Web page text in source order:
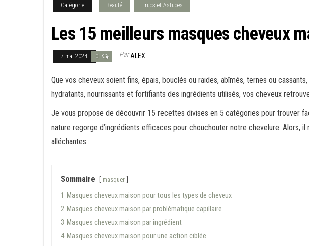
Catégorie Beauté Trucs et Astuces
Les 15 meilleurs masques cheveux
7 mai 2024 0 ParALEX
Que vos cheveux soient fins, épais, bouclés ou raides, abîmés, ternes ou
hydratants, nourrissants et fortifiants des ingrédients utilisés, vos cheveux
Je vous propose de découvrir 15 recettes divises en 5 catégories pour trouver
nature regorge d’ingrédients efficaces pour chouchouter notre chevelure. Alors,
alléchantes.
Sommaire masquer
1
Masques cheveux maison pour tous les types de cheveux
2 Masques cheveux maison par problématique capillaire
3 Masques cheveux maison par ingrédient
4 Masques cheveux maison pour une action ciblée